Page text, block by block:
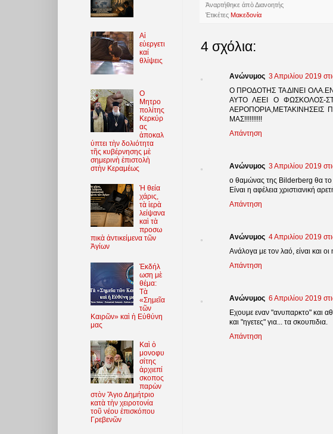
Ἀναρτήθηκε ἀπὸΔιανοητής
Ἐτικέτες Μακεδονία
4 σχόλια:
Ανώνυμος 3 Απριλίου 2019
Ο ΠΡΟΔΟΤΗΣ ΤΑ ΔΙΝΕΙ
ΑΥΤΟ ΛΕΕΙ Ο ΦΩΣΚΟΛΟΣ-
ΜΑΣ!!!!!!!!!!
Απάντηση
Ανώνυμος 3 Απριλίου 2019
ο θαμώνας της Bilderberg θα το
Είναι η αφέλεια χριστιανική
Απάντηση
Ανώνυμος 4 Απριλίου 2019
Ανάλογα με τον λαό, είναι και οι
Απάντηση
Ανώνυμος 6 Απριλίου 2019
Εχουμε εναν "ανυπαρκτο" και
και "ηγετες" για... τα σκουπιδια.
Απάντηση
Αἱ
εὐεργετι
καί
θλίψεις
O
Μητρο
πολίτης
Κερκύρ
ας
ἀποκαλ
ύπτει τὴν δολιότητα
τῆς κυβέρνησης μὲ
σημερινὴ ἐπιστολὴ
στὴν Κεραμέως
Ἡ θεία
χάρις,
τὰ ἱερὰ
λείψανα
καὶ τὰ
προσω
πικὰ ἀντικείμενα τῶν
Ἁγίων
Ἐκδήλ
ωση μὲ
θέμα:
Τὰ
«Σημεῖα
τῶν
Καιρῶν» καὶ ἡ Εὐθύνη
μας
Καὶ ὁ
μονοφυ
σίτης
ἀρχιεπί
σκοπος
παρὼν
στὸν Ἅγιο Δημήτριο
κατὰ τὴν χειροτονία
τοῦ νέου ἐπισκόπου
Γρεβενῶν